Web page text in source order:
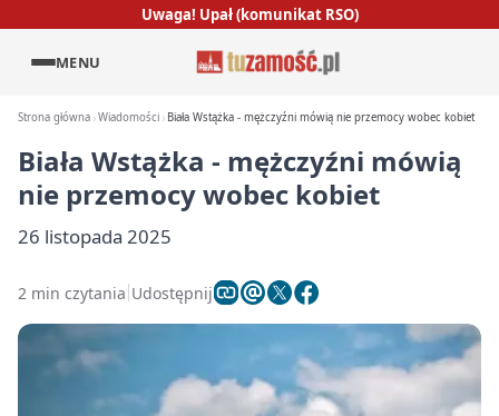
Uwaga! Upał (komunikat RSO)
MENU
Strona główna Wiadomości Biała Wstążka - mężczyźni mówią nie przemocy wobec kobiet
Biała Wstążka - mężczyźni mówią
nie przemocy wobec kobiet
26 listopada 2025
2 min czytania Udostępnij